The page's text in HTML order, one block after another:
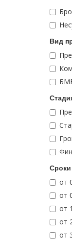
Вид
от
от
от
от
от